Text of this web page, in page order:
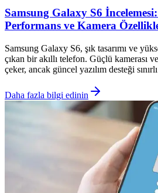
Samsung Galaxy S6
Performans ve Kamera
Samsung Galaxy S6, şık tasarımı ve
çıkan bir akıllı telefon. Güçlü kamerası
çeker, ancak güncel yazılım desteği
Daha fazla bilgi edinin